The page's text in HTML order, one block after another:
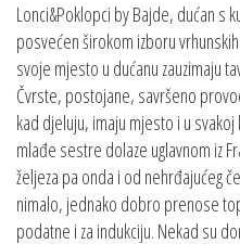
Lonci&Poklopci by Bajde, dućan s
posvećen širokom izboru
svoje mjesto u dućanu zauzimaju
Čvrste, postojane, savršeno
kad djeluju, imaju mjesto i u
mlađe sestre dolaze uglavnom iz
željeza pa onda i od nehrđajućeg
nimalo, jednako dobro prenose
podatne i za indukciju. Nekad su